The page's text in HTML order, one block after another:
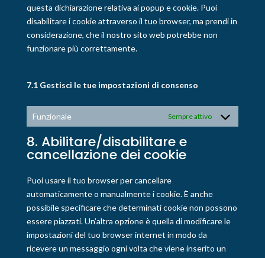
questa dichiarazione relativa ai popup e cookie. Puoi
disabilitare i cookie attraverso il tuo browser, ma prendi in
considerazione, che il nostro sito web potrebbe non
funzionare più correttamente.
7.1 Gestisci le tue impostazioni di consenso
Funzionale Sempre attivo
8. Abilitare/disabilitare e
cancellazione dei cookie
Puoi usare il tuo browser per cancellare
automaticamente o manualmente i cookie. È anche
possibile specificare che determinati cookie non possono
essere piazzati. Un’altra opzione è quella di modificare le
impostazioni del tuo browser internet in modo da
ricevere un messaggio ogni volta che viene inserito un